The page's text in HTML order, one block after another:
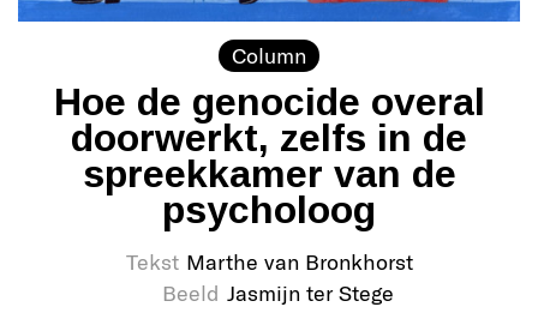
Column
Hoe de genocide overal
doorwerkt, zelfs in de
spreekkamer van de
psycholoog
Tekst Marthe van Bronkhorst
Beeld Jasmijn ter Stege